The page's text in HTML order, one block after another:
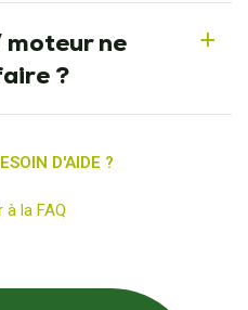
a
moteur ne
?
D'AIDE ?
à la FAQ